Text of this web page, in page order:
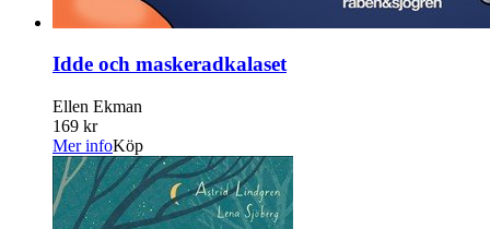
Idde och maskeradkalaset
Ellen Ekman
169 kr
Mer infoKöp